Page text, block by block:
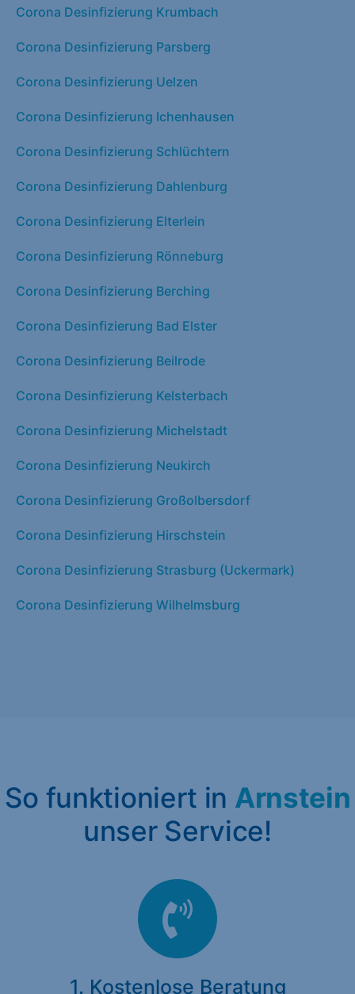
Corona Desinfizierung Krumbach
Corona Desinfizierung Parsberg
Corona Desinfizierung Uelzen
Corona Desinfizierung Ichenhausen
Corona Desinfizierung Schlüchtern
Corona Desinfizierung Dahlenburg
Corona Desinfizierung Elterlein
Corona Desinfizierung Rönneburg
Corona Desinfizierung Berching
Corona Desinfizierung Bad Elster
Corona Desinfizierung Beilrode
Corona Desinfizierung Kelsterbach
Corona Desinfizierung Michelstadt
Corona Desinfizierung Neukirch
Corona Desinfizierung Großolbersdorf
Corona Desinfizierung Hirschstein
Corona Desinfizierung Strasburg (Uckermark)
Corona Desinfizierung Wilhelmsburg
So funktioniert in Arnstein
unser Service!
1. Kostenlose Beratung